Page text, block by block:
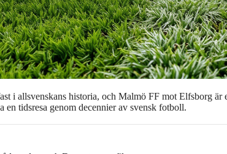
i allsvenskans historia, och Malmö FF mot Elfsborg
en tidsresa genom decennier av svensk fotboll.